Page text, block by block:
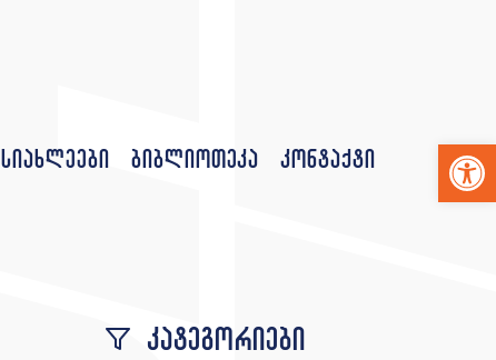
სიახლეები ბიბლიოთეკა კონტაქტი
კატეგორიები